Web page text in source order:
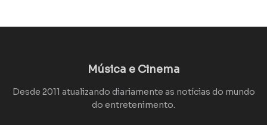
Música e Cinema
Desde 2011 atualizando diariamente as notícias do mundo
do entretenimento.